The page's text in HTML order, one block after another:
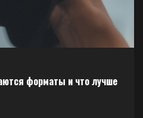
форматы и что лучше